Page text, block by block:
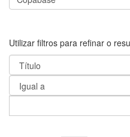
Utilizar filtros para refinar o